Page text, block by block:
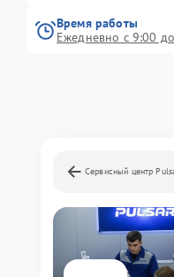
Время работы
Ежедневно с 9:00
Сервисный центр